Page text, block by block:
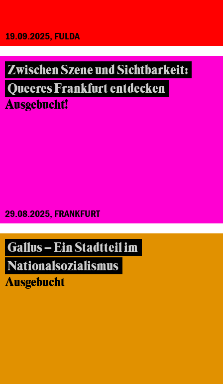
19.09.2025, FULDA
Zwischen Szene und Sichtbarkeit:
Queeres Frankfurt entdecken
Ausgebucht!
29.08.2025, FRANKFURT
Gallus – Ein Stadtteil im
Nationalsozialismus
Ausgebucht